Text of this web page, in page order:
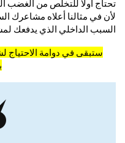
تحتاج أولا للتخلص من الغضب
لأن في مثالنا أعلاه مشاعرك
السبب الداخلي الذي يدفعك
ستبقى في دوامة الاحتياج